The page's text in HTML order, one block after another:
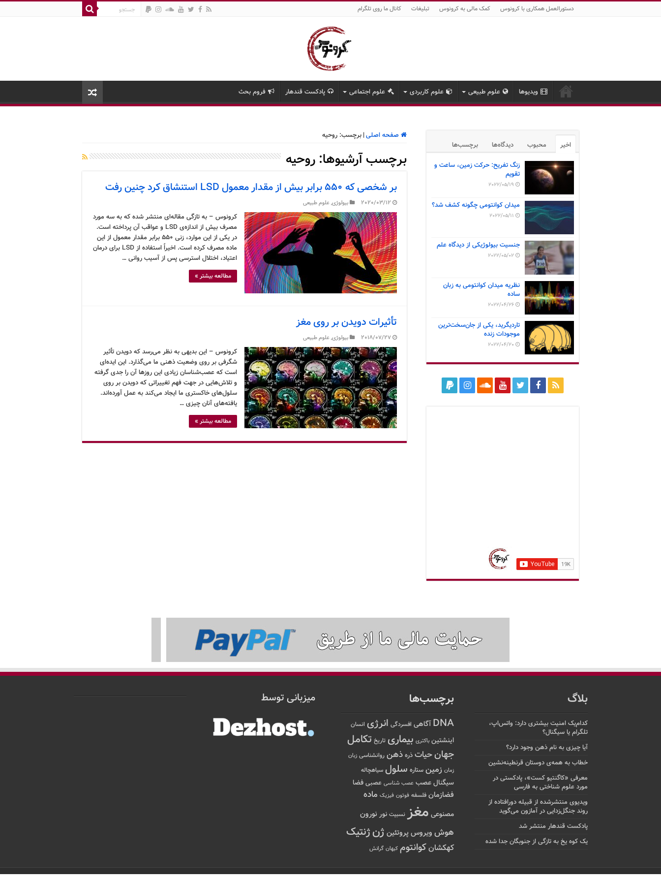
دستورالعمل همکاری با کرونوس کمک مالی به کرونوس تبلیغات کانال ما روی تلگرام
ویدیوها علوم طبیعی علوم کاربردی علوم اجتماعی پادکست قندهار فروم بحث
صفحه اصلی| برچسب: روحیه
برچسب آرشیوها: روحیه
بر شخصی که ۵۵۰ برابر بیش از مقدار معمول LSD استنشاق کرد چنین رفت
2020/03/12 بیولوژی,علوم طبیعی
کرونوس – به تازگی مقاله‌ای منتشر شده که به سه مورد
مصرف بیش از اندازه‌ی LSD و عواقب آن پرداخته است.
در یکی از این موارد، زنی ۵۵۰ برابر مقدار معمول از این
ماده مصرف کرده است. اخیراً استفاده از LSD برای درمان
اعتیاد، اختلال استرسی پس از آسیب روانی …
مطالعه بیشتر »
تأثیرات دویدن بر روی مغز
2018/07/27 بیولوژی,علوم طبیعی
کرونوس – این بدیهی به نظر می‌رسد که دویدن تأثیر
شگرفی بر روی وضعیت ذهنی ما می‌گذارد. این ایده‌ای
است که عصب‌شناسان زیادی این روزها آن را جدی گرفته
و تلاش‌هایی در جهت فهم تغییراتی که دویدن بر روی
سلول‌های خاکستری ما ایجاد می‌کند به عمل آورده‌اند.
یافته‌های آنان چیزی …
مطالعه بیشتر »
اخیر محبوب دیدگاه‌ها برچسب‌ها
زنگ تفریح: حرکت زمین، ساعت و
تقویم
2022/05/19
میدان کوانتومی چگونه کشف شد؟
2022/05/11
جنسیت بیولوژیکی از دیدگاه علم
2022/05/02
نظریه میدان کوانتومی به زبان
ساده
2022/04/26
تاردیگرید، یکی از جان‌سخت‌ترین
موجودات زنده
2022/04/20
بلاگ
کدام‌یک امنیت بیشتری دارد: واتس‌اپ،
تلگرام یا سیگنال؟
آیا چیزی به نام ذهن وجود دارد؟
خطاب به همه‌ی دوستان قرنطینه‌نشین
معرفی «کاگنتیو کست»، پادکستی در
مورد علوم شناختی به فارسی
ویدیوی منتشرشده از قبیله دورافتاده‌ از
روند جنگل‌زدایی در آمازون می‌گوید
پادکست قندهار منتشر شد
یک کوه یخ به تازگی از جنوبگان جدا شده
برچسب‌ها
DNA آگاهی افسردگی انرژی انسان
اینشتین باکتری بیماری تاریخ تکامل
جهانحیات ذره ذهن روانشناسی زبان
زمان زمین ستاره سلول سیاهچاله
سیگنالعصب عصب شناسی عصبی فضا
فضازمان فلسفه فوتون فیزیک ماده
مصنوعی مغز نسبیت نور نورون
هوش ویروس پروتئین ژنژنتیک
کهکشانکوانتوم کیهان گرانش
میزبانی توسط